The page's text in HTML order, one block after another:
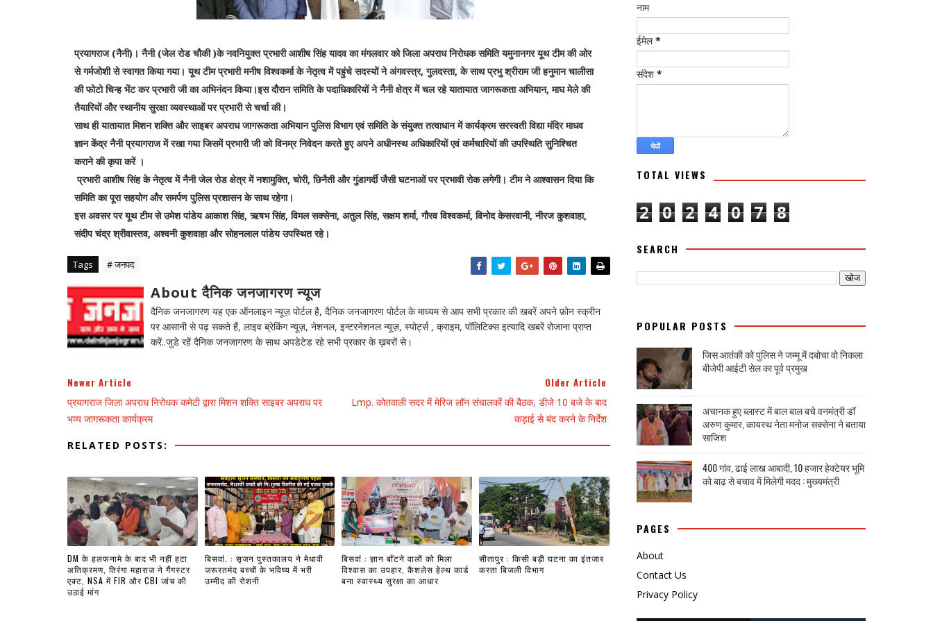
प्रयागराज (नैनी)।नैनी (जेल रोड चौकी )के नवनियुक्त प्रभारी आशीष सिंह यादव का मंगलवार को जिला अपराध निरोधक समिति यमुनानगर यूथ टीम की ओर
से गर्मजोशी से स्वागत किया गया। यूथ टीम प्रभारी मनीष विश्वकर्मा के नेतृत्व में पहुंचे सदस्यों ने अंगवस्त्र, गुलदस्ता, के साथ प्रभु श्रीराम जी हनुमान चालीसा
की फोटो चिन्ह भेंट कर प्रभारी जी का अभिनंदन किया।इस दौरान समिति के पदाधिकारियों ने नैनी क्षेत्र में चल रहे यातायात जागरूकता अभियान, माघ मेले की
तैयारियों और स्थानीय सुरक्षा व्यवस्थाओं पर प्रभारी से चर्चा की।
साथ ही यातायात मिशन शक्ति और साइबर अपराध जागरूकता अभियान पुलिस विभाग एवं समिति के संयुक्त तत्वाधान में कार्यक्रम सरस्वती विद्या मंदिर माधव
ज्ञान केंद्र नैनी प्रयागराज में रखा गया जिसमें प्रभारी जी को विनम्र निवेदन करते हुए अपने अधीनस्थ अधिकारियों एवं कर्मचारियों की उपस्थिति सुनिश्चित
कराने की कृपा करें ।
प्रभारी आशीष सिंह के नेतृत्व में नैनी जेल रोड क्षेत्र में नशामुक्ति, चोरी, छिनैती और गुंडागर्दी जैसी घटनाओं पर प्रभावी रोक लगेगी। टीम ने आश्वासन दिया कि
समिति का पूरा सहयोग और समर्पण पुलिस प्रशासन के साथ रहेगा।
इस अवसर पर यूथ टीम से उमेश पांडेय आकाश सिंह, ऋषभ सिंह, विमल सक्सेना, अतुल सिंह, सक्षम शर्मा, गौरव विश्वकर्मा, विनोद केसरवानी, नीरज कुशवाहा,
संदीप चंद्र श्रीवास्तव, अश्वनी कुशवाहा और सोहनलाल पांडेय उपस्थित रहे।
Tags # जनपद
About दैनिक जनजागरण न्यूज
दैनिक जनजागरण यह एक ऑनलाइन न्यूज़ पोर्टल है, दैनिक जनजागरण पोर्टल के माध्यम से आप सभी प्रकार की खबरें अपने फ़ोन स्क्रीन
पर आसानी से पढ़ सकते हैं, लाइव ब्रेकिंग न्यूज़, नेशनल, इन्टरनेशनल न्यूज़, स्पोर्ट्स , क्राइम, पॉलिटिक्स इत्यादि खबरें रोजाना प्राप्त
करें..जुडे रहें दैनिक जनजागरण के साथ अपडेटेड रहे सभी प्रकार के ख़बरों से।
Newer Article
प्रयागराज जिला अपराध निरोधक कमेटी द्वारा मिशन शक्ति साइबर अपराध पर
भव्य जागरूकता कार्यक्रम
Older Article
Lmp. कोतवाली सदर में मेरिज लॉन संचालकों की बैठक, डीजे 10 बजे के बाद
कड़ाई से बंद करने के निर्देश
RELATED POSTS:
DM के हलफनामे के बाद भी नहीं हटा
अतिक्रमण, तिरंगा महाराज ने गैंगस्टर
एक्ट, NSA में FIR और CBI जांच की
उठाई मांग
बिसवां. : सृजन पुस्तकालय ने मेधावी
जरूरतमंद बच्चों के भविष्य में भरी
उम्मीद की रोशनी
बिसवां : ज्ञान बाँटने वालों को मिला
विश्वास का उपहार, कैशलेस हेल्थ कार्ड
बना स्वास्थ्य सुरक्षा का आधार
सीतापुर : किसी बड़ी घटना का इंतजार
करता बिजली विभाग
नाम
ईमेल*
संदेश *
TOTAL VIEWS
2 0 2 4 0 7 8
SEARCH
POPULAR POSTS
जिस आतंकी को पुलिस ने जम्मू में दबोचा वो निकला
बीजेपी आईटी सेल का पूर्व प्रमुख
अचानक हुए ब्लास्ट में बाल बाल बचे वनमंत्री डॉ
अरुण कुमार, कायस्थ नेता मनोज सक्सेना ने बताया
साजिश
400 गांव, ढाई लाख आबादी, 10 हजार हेक्टेयर भूमि
को बाढ़ से बचाव में मिलेगी मदद : मुख्यमंत्री
PAGES
About
Contact Us
Privacy Policy